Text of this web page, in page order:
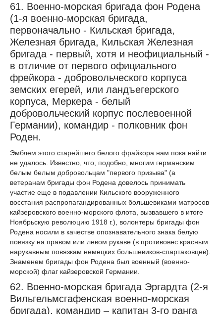
61. Военно-морская бригада фон Родена
(1-я военно-морская бригада,
первоначально - Кильская бригада,
Железная бригада, Кильская Железная
бригада - первый, хотя и неофициальный -
в отличие от первого официального
фрейкора - добровольческого корпуса
земских егерей, или ландъегерского
корпуса, Меркера - белый
добровольческий корпус послевоенной
Германии), командир - полковник фон
Роден.
Эмблем этого старейшего белого фрайкора нам пока найти
не удалось. Известно, что, подобно, многим германским
белым белым добровольцам "первого призыва" (а
ветеранам бригады фон Родена довелось принимать
участие еще в подавлении Кильского вооруженного
восстания распропагандированных большевиками матросов
кайзеровского военно-морского флота, вызвавшего в итоге
Ноябрьскую революцию 1918 г.), волонтеры бригады фон
Родена носили в качестве опознавательного знака белую
повязку на правом или левом рукаве (в противовес красным
нарукавным повязкам немецких большевиков-спартаковцев).
Знаменем бригады фон Родена был военный (военно-
морской) флаг кайзеровской Германии.
62. Военно-морская бригада Эргардта (2-я
Вильгельмсгафенская военно-морская
бригада), командир – капитан 3-го ранга